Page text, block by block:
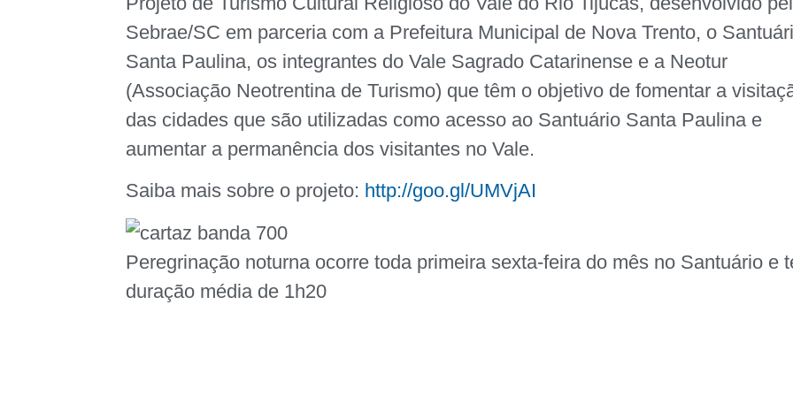
Sebrae/SC em parceria com a Prefeitura Municipal de Nova Trento, o
Santa Paulina, os integrantes do Vale Sagrado Catarinense e a Neotur
(Associação Neotrentina de Turismo) que têm o objetivo de fomentar a
das cidades que são utilizadas como acesso ao Santuário Santa Paulina e
aumentar a permanência dos visitantes no Vale.
Saiba mais sobre o projeto: http://goo.gl/UMVjAI
Peregrinação noturna ocorre toda primeira sexta-feira do mês no Santuário e
duração média de 1h20